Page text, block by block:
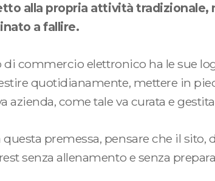
alla propria attività
a fallire.
di commercio elettronico ha le sue
quotidianamente, mettere in
azienda, come tale va curata e
questa premessa, pensare che il sito,
senza allenamento e senza